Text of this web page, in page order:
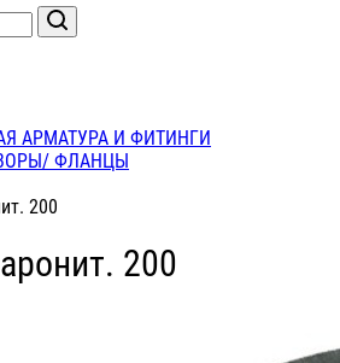
АРМАТУРА И ФИТИНГИ
ФЛАНЦЫ
200
200